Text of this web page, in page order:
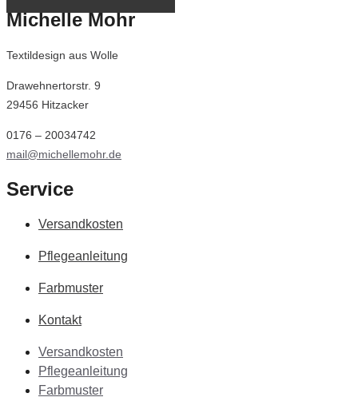
Michelle Mohr
Textildesign aus Wolle
Drawehnertorstr. 9
29456 Hitzacker
0176 – 20034742
mail@michellemohr.de
Service
Versandkosten
Pflegeanleitung
Farbmuster
Kontakt
Versandkosten
Pflegeanleitung
Farbmuster